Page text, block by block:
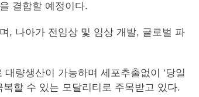
결합할 예정이다.
, 나아가 전임상 및 임상 개발, 글로벌 파
량생산이 가능하며 세포추출없이 ‘당일
할 수 있는 모달리티로 주목받고 있다.